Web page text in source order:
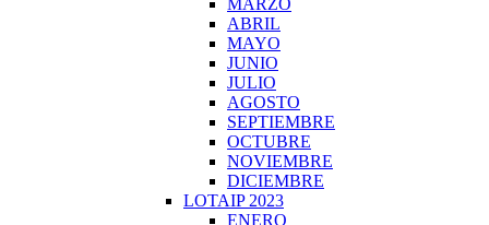
MARZO
ABRIL
MAYO
JUNIO
JULIO
AGOSTO
SEPTIEMBRE
OCTUBRE
NOVIEMBRE
DICIEMBRE
LOTAIP 2023
ENERO